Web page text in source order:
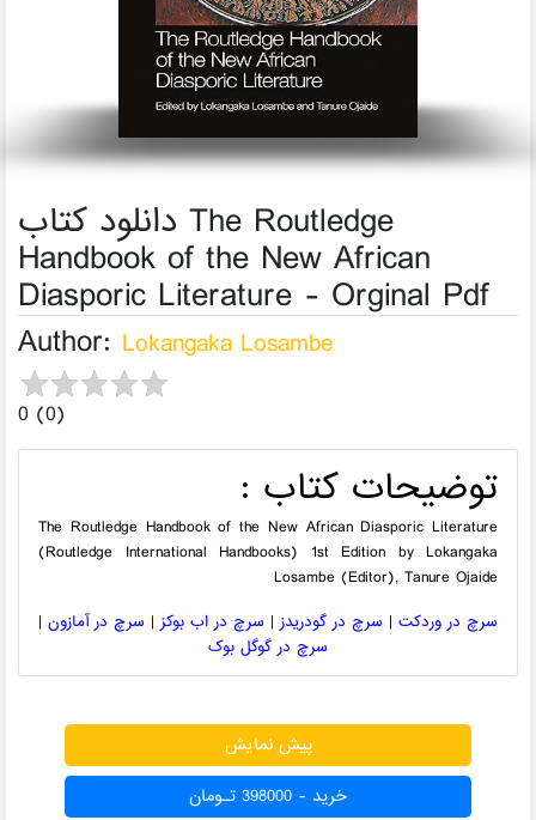
دانلود کتاب The Routledge
Handbook of the New African
Diasporic Literature - Orginal Pdf
Author:Lokangaka Losambe
0 (0)
توضیحات کتاب :
The Routledge Handbook of the New African Diasporic Literature
(Routledge International Handbooks) 1st Edition by Lokangaka
Losambe (Editor), Tanure Ojaide
سرچ در وردکت| سرچ در گودریدز| سرچ در اب بوکز| سرچ در آمازون|
سرچ در گوگل بوک
پیش نمایش
خرید - 398000 تـومان